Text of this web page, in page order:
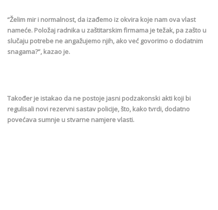
“Želim mir i normalnost, da izađemo iz okvira koje nam ova vlast
nameće. Položaj radnika u zaštitarskim firmama je težak, pa zašto u
slučaju potrebe ne angažujemo njih, ako već govorimo o dodatnim
snagama?”, kazao je.
Također je istakao da ne postoje jasni podzakonski akti koji bi
regulisali novi rezervni sastav policije, što, kako tvrdi, dodatno
povećava sumnje u stvarne namjere vlasti.